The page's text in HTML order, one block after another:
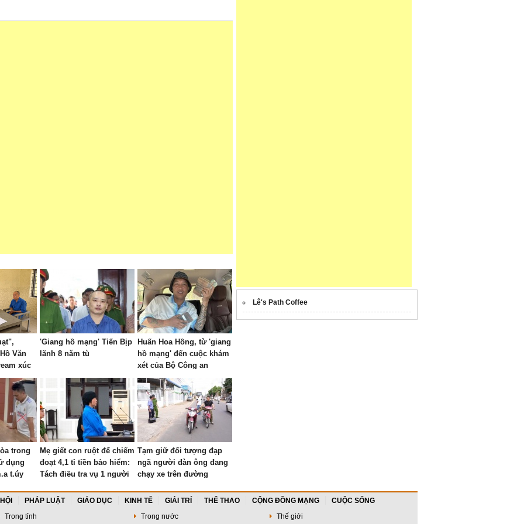
Văn
xúc
'Giang hồ mạng' Tiến Bịp
lãnh 8 năm tù
Huấn Hoa Hồng, từ 'giang
hồ mạng' đến cuộc khám
xét của Bộ Công an
trong
dụng
t.úy
Mẹ giết con ruột để chiếm
đoạt 4,1 tỉ tiền bảo hiểm:
Tách điều tra vụ 1 người
Tạm giữ đối tượng đạp
ngã người đàn ông đang
chạy xe trên đường
Lê's Path Coffee
PHÁP LUẬT GIÁO DỤC KINH TẾ GIẢI TRÍ THỂ THAO CỘNG ĐỒNG MẠNG
CUỘC SỐNG
Trong tỉnh Trong nước Thế giới